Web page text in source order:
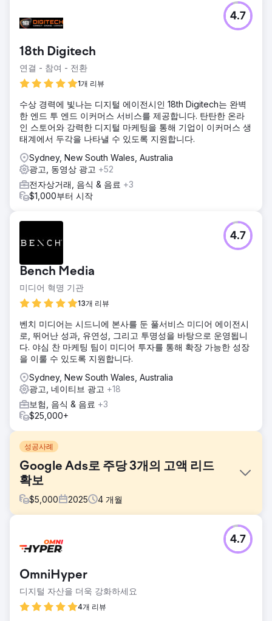
18th Digitech
연결 - 참여 - 전환
1개 리뷰
4.7
수상 경력에 빛나는 디지털 에이전시인 18th Digitech는 완벽
한 엔드 투 엔드 이커머스 서비스를 제공합니다. 탄탄한 온라
인 스토어와 강력한 디지털 마케팅을 통해 기업이 이커머스 생
태계에서 두각을 나타낼 수 있도록 지원합니다.
Sydney, New South Wales, Australia
광고, 동영상 광고 +52
전자상거래, 음식 & 음료 +3
$1,000부터 시작
Bench Media
미디어 혁명 기관
13개 리뷰
4.7
벤치 미디어는 시드니에 본사를 둔 풀서비스 미디어 에이전시
로, 뛰어난 성과, 유연성, 그리고 투명성을 바탕으로 운영됩니
다. 야심 찬 마케팅 팀이 미디어 투자를 통해 확장 가능한 성장
을 이룰 수 있도록 지원합니다.
Sydney, New South Wales, Australia
광고, 네이티브 광고 +18
보험, 음식 & 음료 +3
$25,000+
성공사례
Google Ads로 주당 3개의 고액 리드
확보
$5,000 2025 4 개월
"디지털 마케팅은 이 업계에 적합하지 않아요." 이 고객은 모든
행사에서 이런 말을 들었고, 저희와 함께 일하기 전까지는 이
를 바탕으로 저희는 더욱 효과적인 카피와 키워드 전략을 수립
할 수 있었을 뿐만 아니라, 대안적인 예산 전략을 시도하여 시
장 선두 주자로 자리매김할 수 있었습니다.
OmniHyper
디지털 자산을 더욱 강화하세요
4개 리뷰
4.7